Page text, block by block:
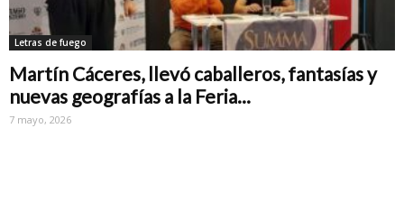
Letras de fuego
Martín Cáceres, llevó caballeros, fantasías y
nuevas geografías a la Feria...
7 mayo, 2026